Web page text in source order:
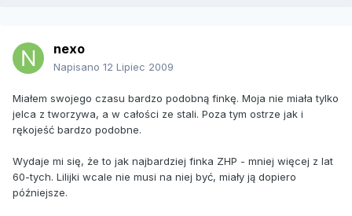
nexo
Napisano 12 Lipiec 2009
Miałem swojego czasu bardzo podobną finkę. Moja nie miała tylko
jelca z tworzywa, a w całości ze stali. Poza tym ostrze jak i
rękojeść bardzo podobne.
Wydaje mi się, że to jak najbardziej finka ZHP - mniej więcej z lat
60-tych. Lilijki wcale nie musi na niej być, miały ją dopiero
późniejsze.